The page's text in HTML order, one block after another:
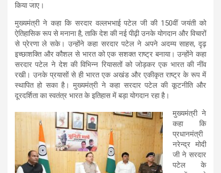
किया जाए।
मुख्यमंत्री ने कहा कि सरदार वल्लभभाई पटेल जी की 150वीं जयंती को
ऐतिहासिक रूप से मनाना है, ताकि देश की नई पीढ़ी उनके योगदान और विचारों
से प्रेरणा ले सके। उन्होंने कहा सरदार पटेल ने अपने अदम्य साहस, दृढ़
इच्छाशक्ति और कौशल से भारत को एक सशक्त राष्ट्र बनाया। उन्होंने कहा
सरदार पटेल ने देश की विभिन्न रियासतों को जोड़कर एक भारत की नींव
रखी। उनके प्रयासों से ही भारत एक अखंड और एकीकृत राष्ट्र के रूप में
स्थापित हो सका है। मुख्यमंत्री ने कहा सरदार पटेल की कूटनीति और
दूरदर्शिता का स्वतंत्र भारत के इतिहास में बड़ा योगदान रहा है।
मुख्यमंत्री ने
कहा कि
प्रधानमंत्री
नरेन्द्र मोदी
जी ने सरदार
पटेल के